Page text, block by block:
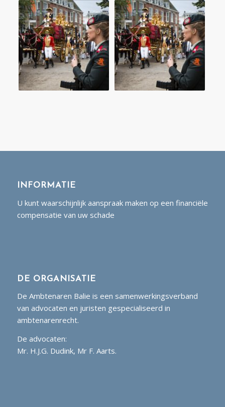
INFORMATIE
U kunt waarschijnlijk aanspraak maken op een financiële
compensatie van uw schade
DE ORGANISATIE
De Ambtenaren Balie is een samenwerkingsverband
van advocaten en juristen gespecialiseerd in
ambtenarenrecht.
De advocaten:
Mr. H.J.G. Dudink, Mr F. Aarts.